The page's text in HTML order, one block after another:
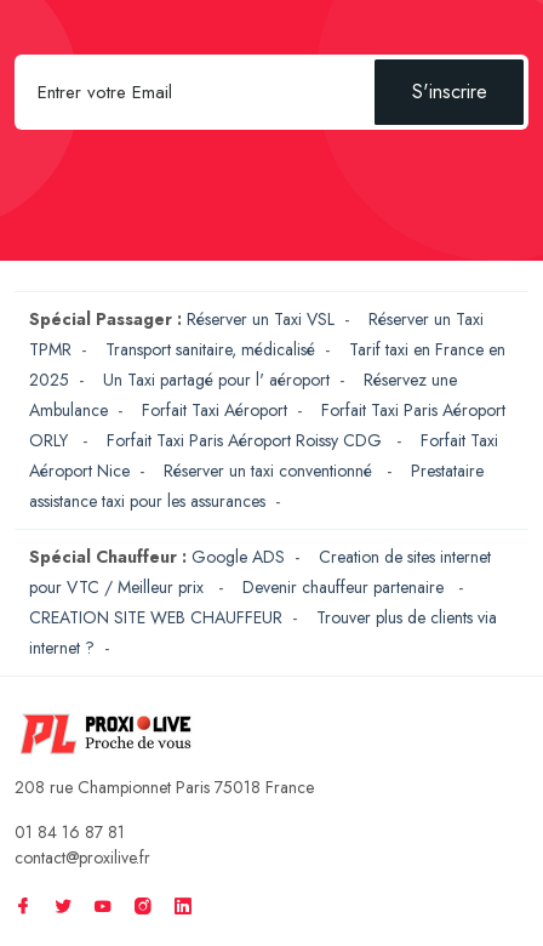
S'inscrire
Spécial Passager : Réserver un Taxi VSL - Réserver un Taxi
TPMR - Transport sanitaire, médicalisé - Tarif taxi en France en
2025 - Un Taxi partagé pour l' aéroport - Réservez une
Ambulance - Forfait Taxi Aéroport - Forfait Taxi Paris Aéroport
ORLY
- Forfait Taxi Paris Aéroport Roissy CDG - Forfait Taxi
Aéroport Nice - Réserver un taxi conventionné - Prestataire
assistance taxi pour les assurances -
Spécial Chauffeur : Google ADS - Creation de sites internet
pour VTC / Meilleur prix
- Devenir chauffeur partenaire
-
CREATION SITE WEB CHAUFFEUR - Trouver plus de clients via
internet ? -
208 rue Championnet Paris 75018 France
01 84 16 87 81
contact@proxilive.fr